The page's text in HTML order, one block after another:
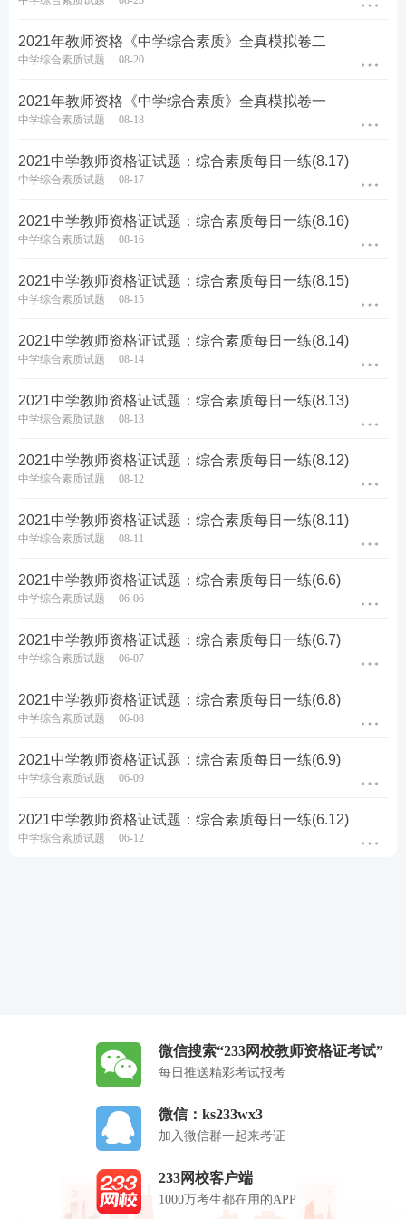
2021年教师资格《中学综合素质》全真模拟卷二
中学综合素质试题 08-20
2021年教师资格《中学综合素质》全真模拟卷一
中学综合素质试题 08-18
2021中学教师资格证试题：综合素质每日一练(8.17)
中学综合素质试题 08-17
2021中学教师资格证试题：综合素质每日一练(8.16)
中学综合素质试题 08-16
2021中学教师资格证试题：综合素质每日一练(8.15)
中学综合素质试题 08-15
2021中学教师资格证试题：综合素质每日一练(8.14)
中学综合素质试题 08-14
2021中学教师资格证试题：综合素质每日一练(8.13)
中学综合素质试题 08-13
2021中学教师资格证试题：综合素质每日一练(8.12)
中学综合素质试题 08-12
2021中学教师资格证试题：综合素质每日一练(8.11)
中学综合素质试题 08-11
2021中学教师资格证试题：综合素质每日一练(6.6)
中学综合素质试题 06-06
2021中学教师资格证试题：综合素质每日一练(6.7)
中学综合素质试题 06-07
2021中学教师资格证试题：综合素质每日一练(6.8)
中学综合素质试题 06-08
2021中学教师资格证试题：综合素质每日一练(6.9)
中学综合素质试题 06-09
2021中学教师资格证试题：综合素质每日一练(6.12)
中学综合素质试题 06-12
微信搜索“233网校教师资格证考试”
每日推送精彩考试报考
微信：ks233wx3
加入微信群一起来考证
233网校客户端
1000万考生都在用的APP